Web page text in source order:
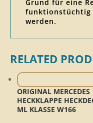
Grund für eine
funktionstüchtig
werden.
RELATED
ORIGINAL MERCEDES
HECKKLAPPE
ML KLASSE W166